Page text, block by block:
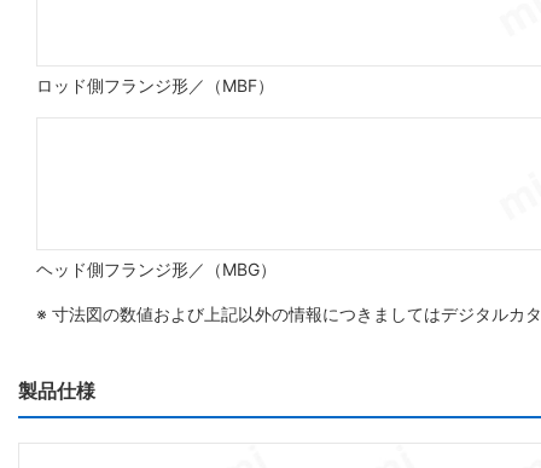
ロッド側フランジ形／（MBF）
ヘッド側フランジ形／（MBG）
※ 寸法図の数値および上記以外の情報につきましてはデジタルカ
製品仕様